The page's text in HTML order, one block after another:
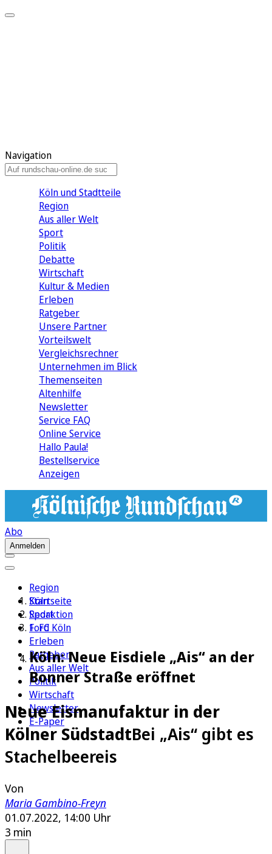
Navigation
Köln und Stadtteile
Region
Aus aller Welt
Sport
Politik
Debatte
Wirtschaft
Kultur & Medien
Erleben
Ratgeber
Unsere Partner
Vorteilswelt
Vergleichsrechner
Unternehmen im Blick
Themenseiten
Altenhilfe
Newsletter
Service FAQ
Online Service
Hallo Paula!
Bestellservice
Anzeigen
Abo
Anmelden
Region
Köln
Sport
1. FC Köln
Erleben
Ratgeber
Aus aller Welt
Politik
Wirtschaft
Newsletter
E-Paper
Startseite
Redaktion
Ford
Köln: Neue Eisdiele „Ais“ an der
Bonner Straße eröffnet
Neue Eismanufaktur in der
Kölner SüdstadtBei „Ais“ gibt es
Stachelbeereis
Von
Maria Gambino-Freyn
01.07.2022, 14:00 Uhr
3 min